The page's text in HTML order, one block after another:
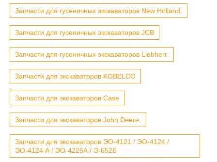
Запчасти для гусеничных экскаваторов New Holland.
Запчасти для гусеничных экскаваторов JCB
Запчасти для гусеничных экскаваторов Liebherr.
Запчасти для экскаваторов KOBELCO
Запчасти для экскаваторов Case
Запчасти для экскаваторов John Deere.
Запчасти для экскаваторов ЭО-4121 / ЭО-4124 /
ЭО-4124 А / ЭО-4225А / Э-652Б